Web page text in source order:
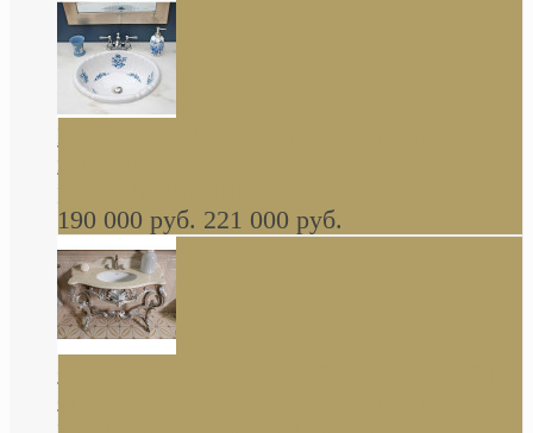
Decorated Bathroom раковина овальная
встраиваемая для ванной с рисунком синяя
роза В НАЛИЧИИ
190 000 руб. 221 000 руб.
стиле барокко, из массива дерева, светло
коричневый матовый окрас + серебро